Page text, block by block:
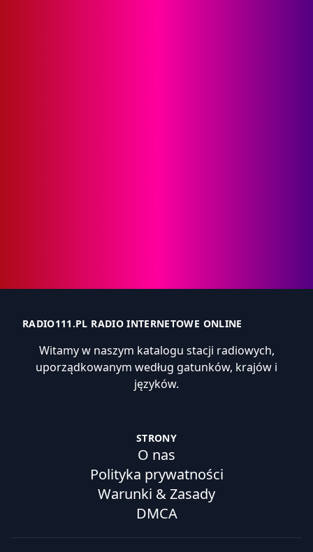
RADIO111.PL RADIO INTERNETOWE ONLINE
Witamy w naszym katalogu stacji radiowych,
uporządkowanym według gatunków, krajów i
języków.
STRONY
O nas
Polityka prywatności
Warunki & Zasady
DMCA